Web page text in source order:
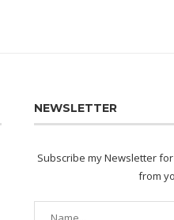
NEWSLETTER
Subscribe my Newsletter
from